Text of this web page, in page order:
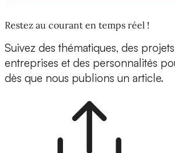
Restez au courant en temps réel !
Suivez des thématiques, des
entreprises et des personnalités
dès que nous publions un article.